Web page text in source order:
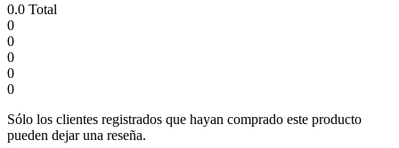
0.0 Total
0
0
0
0
0
Sólo los clientes registrados que hayan comprado este producto
pueden dejar una reseña.